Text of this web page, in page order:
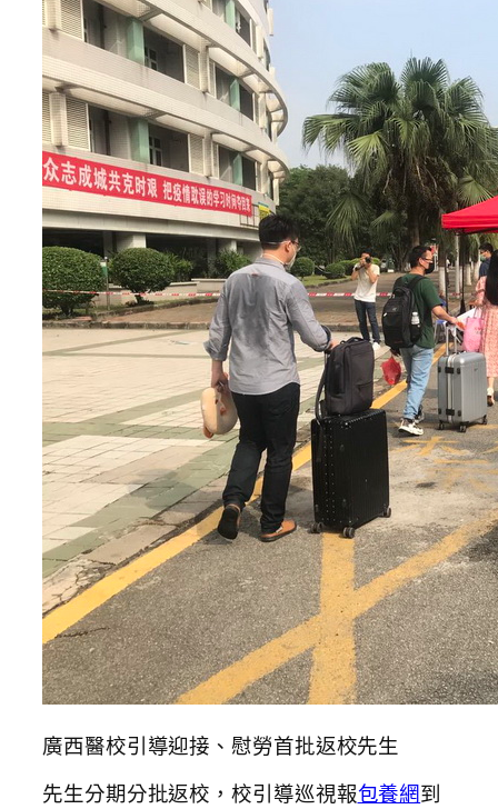
廣西醫校引導迎接、慰勞首批返校先生
先生分期分批返校，校引導巡視報包養網到